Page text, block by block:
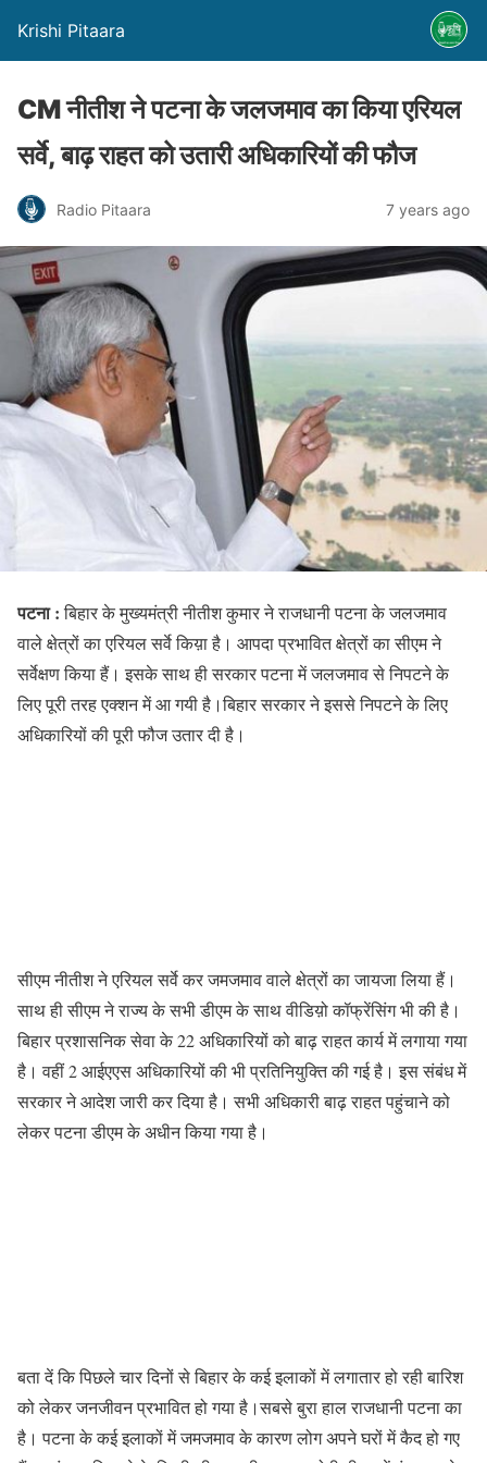
Krishi Pitaara
CM नीतीश ने पटना के जलजमाव का किया एरियल
सर्वे, बाढ़ राहत को उतारी अधिकारियों की फौज
Radio Pitaara 7 years ago
पटना :बिहार के मुख्यमंत्री नीतीश कुमार ने राजधानी पटना के जलजमाव
वाले क्षेत्रों का एरियल सर्वे किय़ा है। आपदा प्रभावित क्षेत्रों का सीएम ने
सर्वेक्षण किया हैं। इसके साथ ही सरकार पटना में जलजमाव से निपटने के
लिए पूरी तरह एक्शन में आ गयी है।बिहार सरकार ने इससे निपटने के लिए
अधिकारियों की पूरी फौज उतार दी है।
सीएम नीतीश ने एरियल सर्वे कर जमजमाव वाले क्षेत्रों का जायजा लिया हैं।
साथ ही सीएम ने राज्य के सभी डीएम के साथ वीडिय़ो कॉफ्रेंसिंग भी की है।
बिहार प्रशासनिक सेवा के 22 अधिकारियों को बाढ़ राहत कार्य में लगाया गया
है। वहीं 2 आईएएस अधिकारियों की भी प्रतिनियुक्ति की गई है। इस संबंध में
सरकार ने आदेश जारी कर दिया है। सभी अधिकारी बाढ़ राहत पहुंचाने को
लेकर पटना डीएम के अधीन किया गया है।
बता दें कि पिछले चार दिनों से बिहार के कई इलाकों में लगातार हो रही बारिश
को लेकर जनजीवन प्रभावित हो गया है।सबसे बुरा हाल राजधानी पटना का
है। पटना के कई इलाकों में जमजमाव के कारण लोग अपने घरों में कैद हो गए